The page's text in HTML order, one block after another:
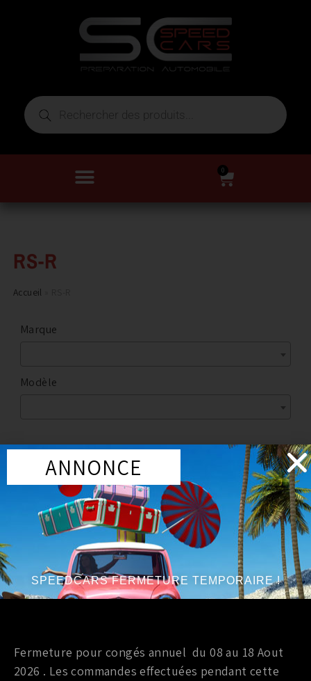
0
RS-R
Accueil
Marque
Modèle
Marque
RS-R
Année du véhicule:à partir de 2009, jusqu’à 2014
Série:V6 3.7L
Ressorts courts
RESSORTS COURTS RS-R POUR NISSAN 370Z
ANNONCE
SPEEDCARS FERMETURE TEMPORAIRE !
Fermeture pour congés annuel du 08 au 18 Aout
2026 . Les commandes effectuées pendant cette